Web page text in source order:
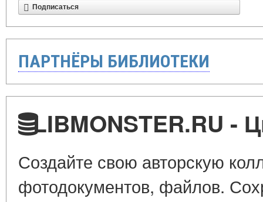
Подписаться
ПАРТНЁРЫ БИБЛИОТЕКИ
LIBMONSTER.RU -
Создайте свою авторскую
фотодокументов, файлов.